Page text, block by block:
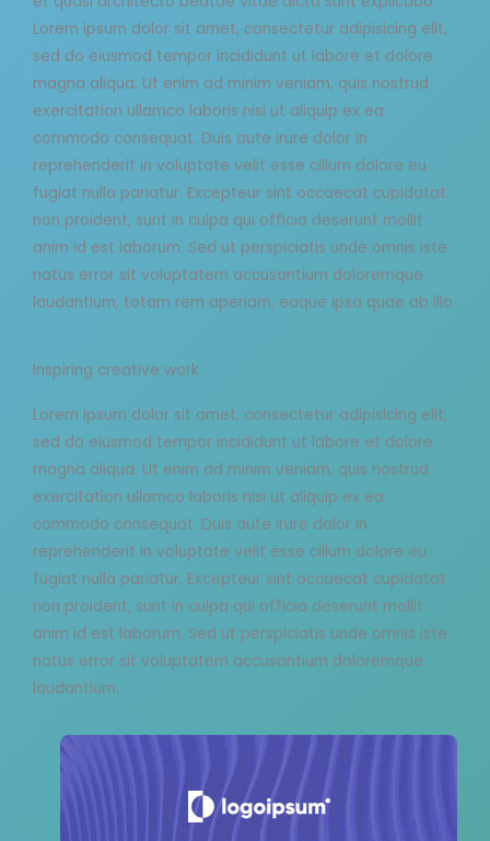
Lorem ipsum dolor sit amet, consectetur adipisicing elit,
sed do eiusmod tempor incididunt ut labore et dolore
magna aliqua. Ut enim ad minim veniam, quis nostrud
exercitation ullamco laboris nisi ut aliquip ex ea
commodo consequat. Duis aute irure dolor in
reprehenderit in voluptate velit esse cillum dolore eu
fugiat nulla pariatur. Excepteur sint occaecat cupidatat
non proident, sunt in culpa qui officia deserunt mollit
anim id est laborum. Sed ut perspiciatis unde omnis iste
natus error sit voluptatem accusantium doloremque
laudantium, totam rem aperiam, eaque ipsa quae ab illo
Inspiring creative work
Lorem ipsum dolor sit amet, consectetur adipisicing elit,
sed do eiusmod tempor incididunt ut labore et dolore
magna aliqua. Ut enim ad minim veniam, quis nostrud
exercitation ullamco laboris nisi ut aliquip ex ea
commodo consequat. Duis aute irure dolor in
reprehenderit in voluptate velit esse cillum dolore eu
fugiat nulla pariatur. Excepteur sint occaecat cupidatat
non proident, sunt in culpa qui officia deserunt mollit
anim id est laborum. Sed ut perspiciatis unde omnis iste
natus error sit voluptatem accusantium doloremque
laudantium.